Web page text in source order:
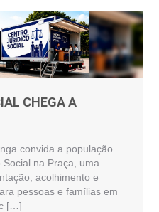
CHEGA A
convida a população
na Praça, uma
acolhimento e
pessoas e famílias em
[…]